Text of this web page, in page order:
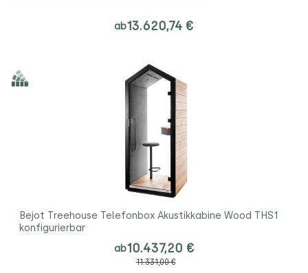
ab13.620,74 €
Bejot Treehouse Telefonbox Akustikkabine Wood THS1
konfigurierbar
ab10.437,20 €
11.331,00 €